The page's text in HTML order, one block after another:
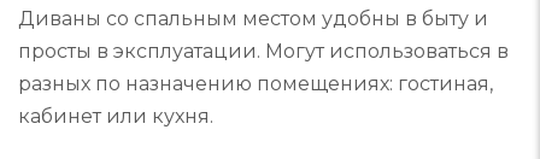
Диваны со спальным местом удобны в быту и
просты в эксплуатации. Могут использоваться в
разных по назначению помещениях: гостиная,
кабинет или кухня.